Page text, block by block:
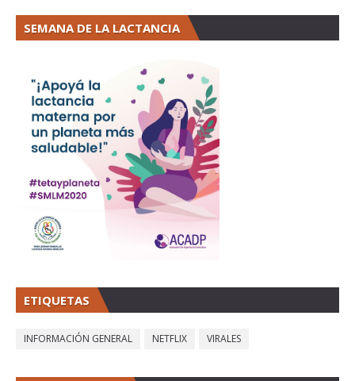
SEMANA DE LA LACTANCIA
ETIQUETAS
INFORMACIÓN GENERAL NETFLIX VIRALES